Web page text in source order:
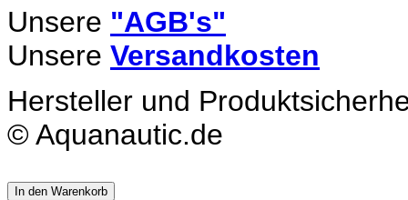
Unsere "AGB's"
Unsere Versandkosten
Hersteller und
© Aquanautic.de
In den Warenkorb